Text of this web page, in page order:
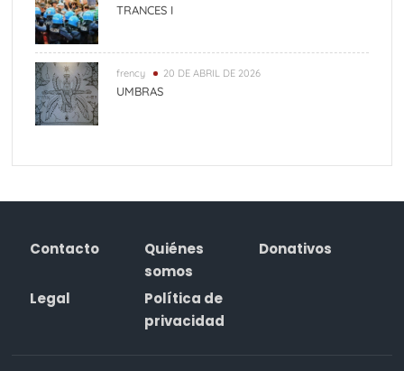
TRANCES I
frency 20 DE ABRIL DE 2026
UMBRAS
Contacto
Quiénes
somos
Donativos
Legal
Política de
privacidad